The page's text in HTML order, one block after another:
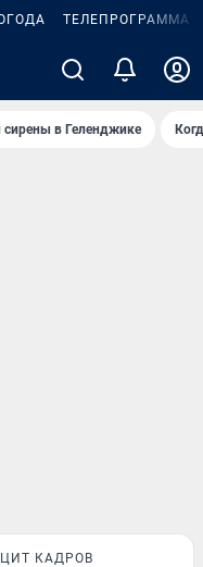
ТЕЛЕПРОГРАММА
сирены в Геленджике
КАДРОВ